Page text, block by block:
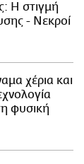
Η στιγμή
- Νεκροί
χέρια και
φυσική